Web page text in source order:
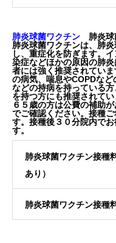
肺炎球菌ワクチン 肺炎球
肺炎球菌ワクチンは、肺
し、重症化を防ぎます。
染症などほかの原因の肺炎
者には強く推奨されてい
の病気、喘息やCOPDな
などの持病を持っている
を持つ方にも推奨されてい
６５歳の方は公費の補助
でご確認ください。接種
す。接種後３０分院内で
す。
肺炎球菌ワクチン接種
あり）
肺炎球菌ワクチン接種